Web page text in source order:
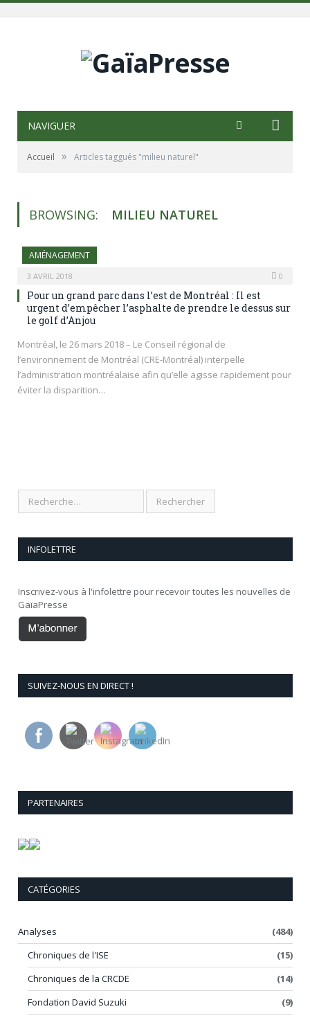
NAVIGUER
Accueil » Articles taggués "milieu naturel"
BROWSING: MILIEU NATUREL
AMÉNAGEMENT
3 AVRIL 2018 0
Pour un grand parc dans l’est de Montréal : Il est
urgent d’empêcher l’asphalte de prendre le dessus sur
le golf d’Anjou
Montréal, le 26 mars 2018 – Le Conseil régional de
l’environnement de Montréal (CRE-Montréal) interpelle
l’administration montréalaise afin qu’elle agisse rapidement pour
éviter la disparition…
INFOLETTRE
Inscrivez-vous à l'infolettre pour recevoir toutes les nouvelles de
GaïaPresse
SUIVEZ-NOUS EN DIRECT !
PARTENAIRES
CATÉGORIES
Analyses
(484)
Chroniques de l'ISE
(15)
Chroniques de la CRCDE
(14)
Fondation David Suzuki
(9)